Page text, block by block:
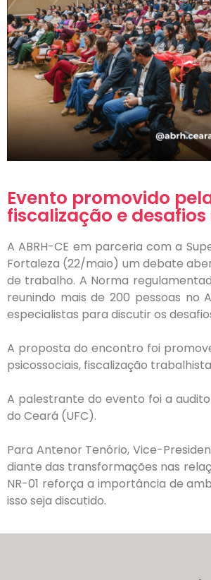
Evento promovido
fiscalização e
A ABRH-CE em parceria com a
Fortaleza (22/maio) um debate
de trabalho. A Norma
reunindo mais de 200 pessoas no
especialistas para discutir os
A proposta do encontro foi
psicossociais, fiscalização
A palestrante do evento foi a
do Ceará (UFC).
Para Antenor Tenório, Vice-
diante das transformações nas
NR-01 reforça a importância de
isso seja discutido.